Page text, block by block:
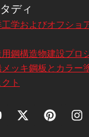
ディ
学およびオフショ
鋼構造物建設プロ
ッキ鋼板とカラー
ト
エ
ッ
ピ
ン
イ
ン